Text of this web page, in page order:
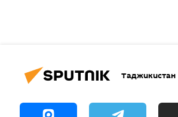
Таджикистан